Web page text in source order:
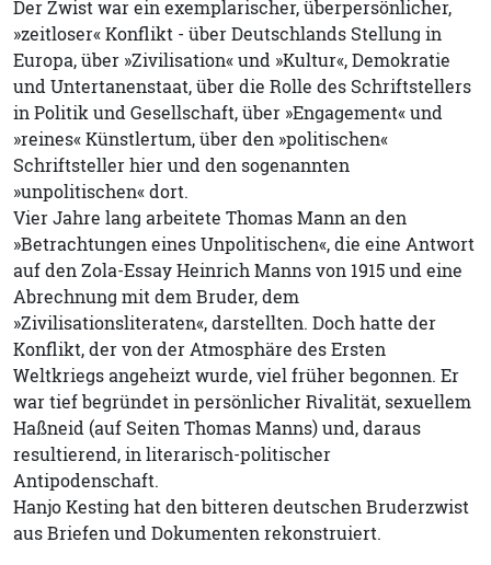
Der Zwist war ein exemplarischer, überpersönlicher,
»zeitloser« Konflikt - über Deutschlands Stellung in
Europa, über »Zivilisation« und »Kultur«, Demokratie
und Untertanenstaat, über die Rolle des Schriftstellers
in Politik und Gesellschaft, über »Engagement« und
»reines« Künstlertum, über den »politischen«
Schriftsteller hier und den sogenannten
»unpolitischen« dort.
Vier Jahre lang arbeitete Thomas Mann an den
»Betrachtungen eines Unpolitischen«, die eine Antwort
auf den Zola-Essay Heinrich Manns von 1915 und eine
Abrechnung mit dem Bruder, dem
»Zivilisationsliteraten«, darstellten. Doch hatte der
Konflikt, der von der Atmosphäre des Ersten
Weltkriegs angeheizt wurde, viel früher begonnen. Er
war tief begründet in persönlicher Rivalität, sexuellem
Haßneid (auf Seiten Thomas Manns) und, daraus
resultierend, in literarisch-politischer
Antipodenschaft.
Hanjo Kesting hat den bitteren deutschen Bruderzwist
aus Briefen und Dokumenten rekonstruiert.